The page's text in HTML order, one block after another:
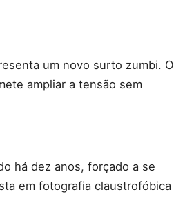
um novo surto zumbi. O
ampliar a tensão sem
há dez anos, forçado a se
em fotografia claustrofóbica